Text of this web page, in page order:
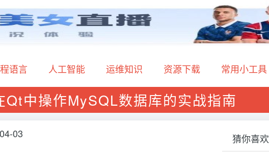
语言 人工智能 运维知识 资源下载 常用小工具
Qt中操作MySQL数据库的实战指南
03
猜你喜欢